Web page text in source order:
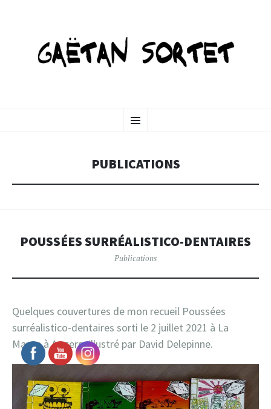
GAETANSORTET-ART
Menu
TO
PUBLICATIONS
POUSSÉES SURRÉALISTICO-DENTAIRES
Publications
Quelques couvertures de mon recueil Poussées
surréalistico-dentaires sorti le 2 juillet 2021 à La
Marge à Angers. Illustré par David Delepinne.